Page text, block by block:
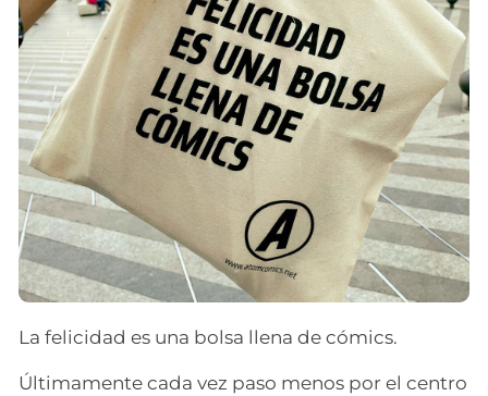
La felicidad es una bolsa llena de cómics.
Últimamente cada vez paso menos por el centro